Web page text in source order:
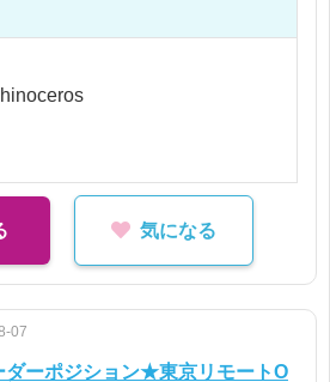
気になる
07
ダーポジション★東京リモートO